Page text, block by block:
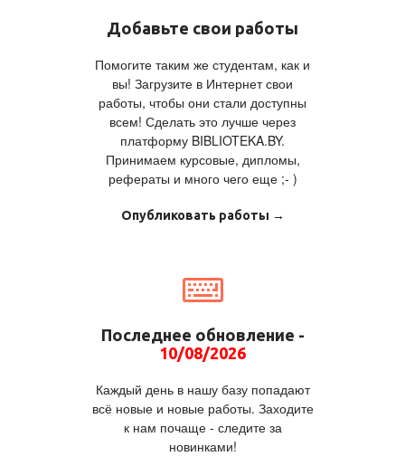
Добавьте свои работы
Помогите таким же студентам, как и
вы! Загрузите в Интернет свои
работы, чтобы они стали доступны
всем! Сделать это лучше через
платформу BIBLIOTEKA.BY.
Принимаем курсовые, дипломы,
рефераты и много чего еще ;- )
Опубликовать работы →
Последнее обновление -
10/08/2026
Каждый день в нашу базу попадают
всё новые и новые работы. Заходите
к нам почаще - следите за
новинками!